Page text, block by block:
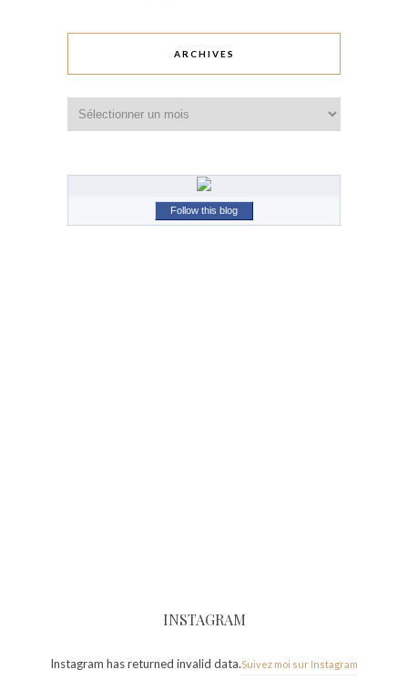
ARCHIVES
Follow this blog
INSTAGRAM
Instagram has returned invalid data.Suivez moi sur Instagram